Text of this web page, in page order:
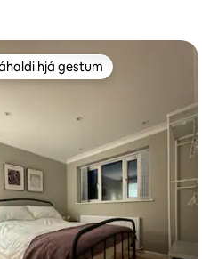
129 umsagnir
hjá gestum
hjá gestum